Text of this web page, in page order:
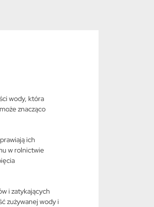
wody, która
znacząco
ich
w rolnictwie
i zatykających
zużywanej wody i